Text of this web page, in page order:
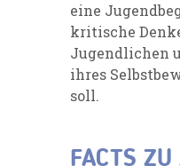
eine
kritische
Jugendlichen
ihres
soll.
FACTS